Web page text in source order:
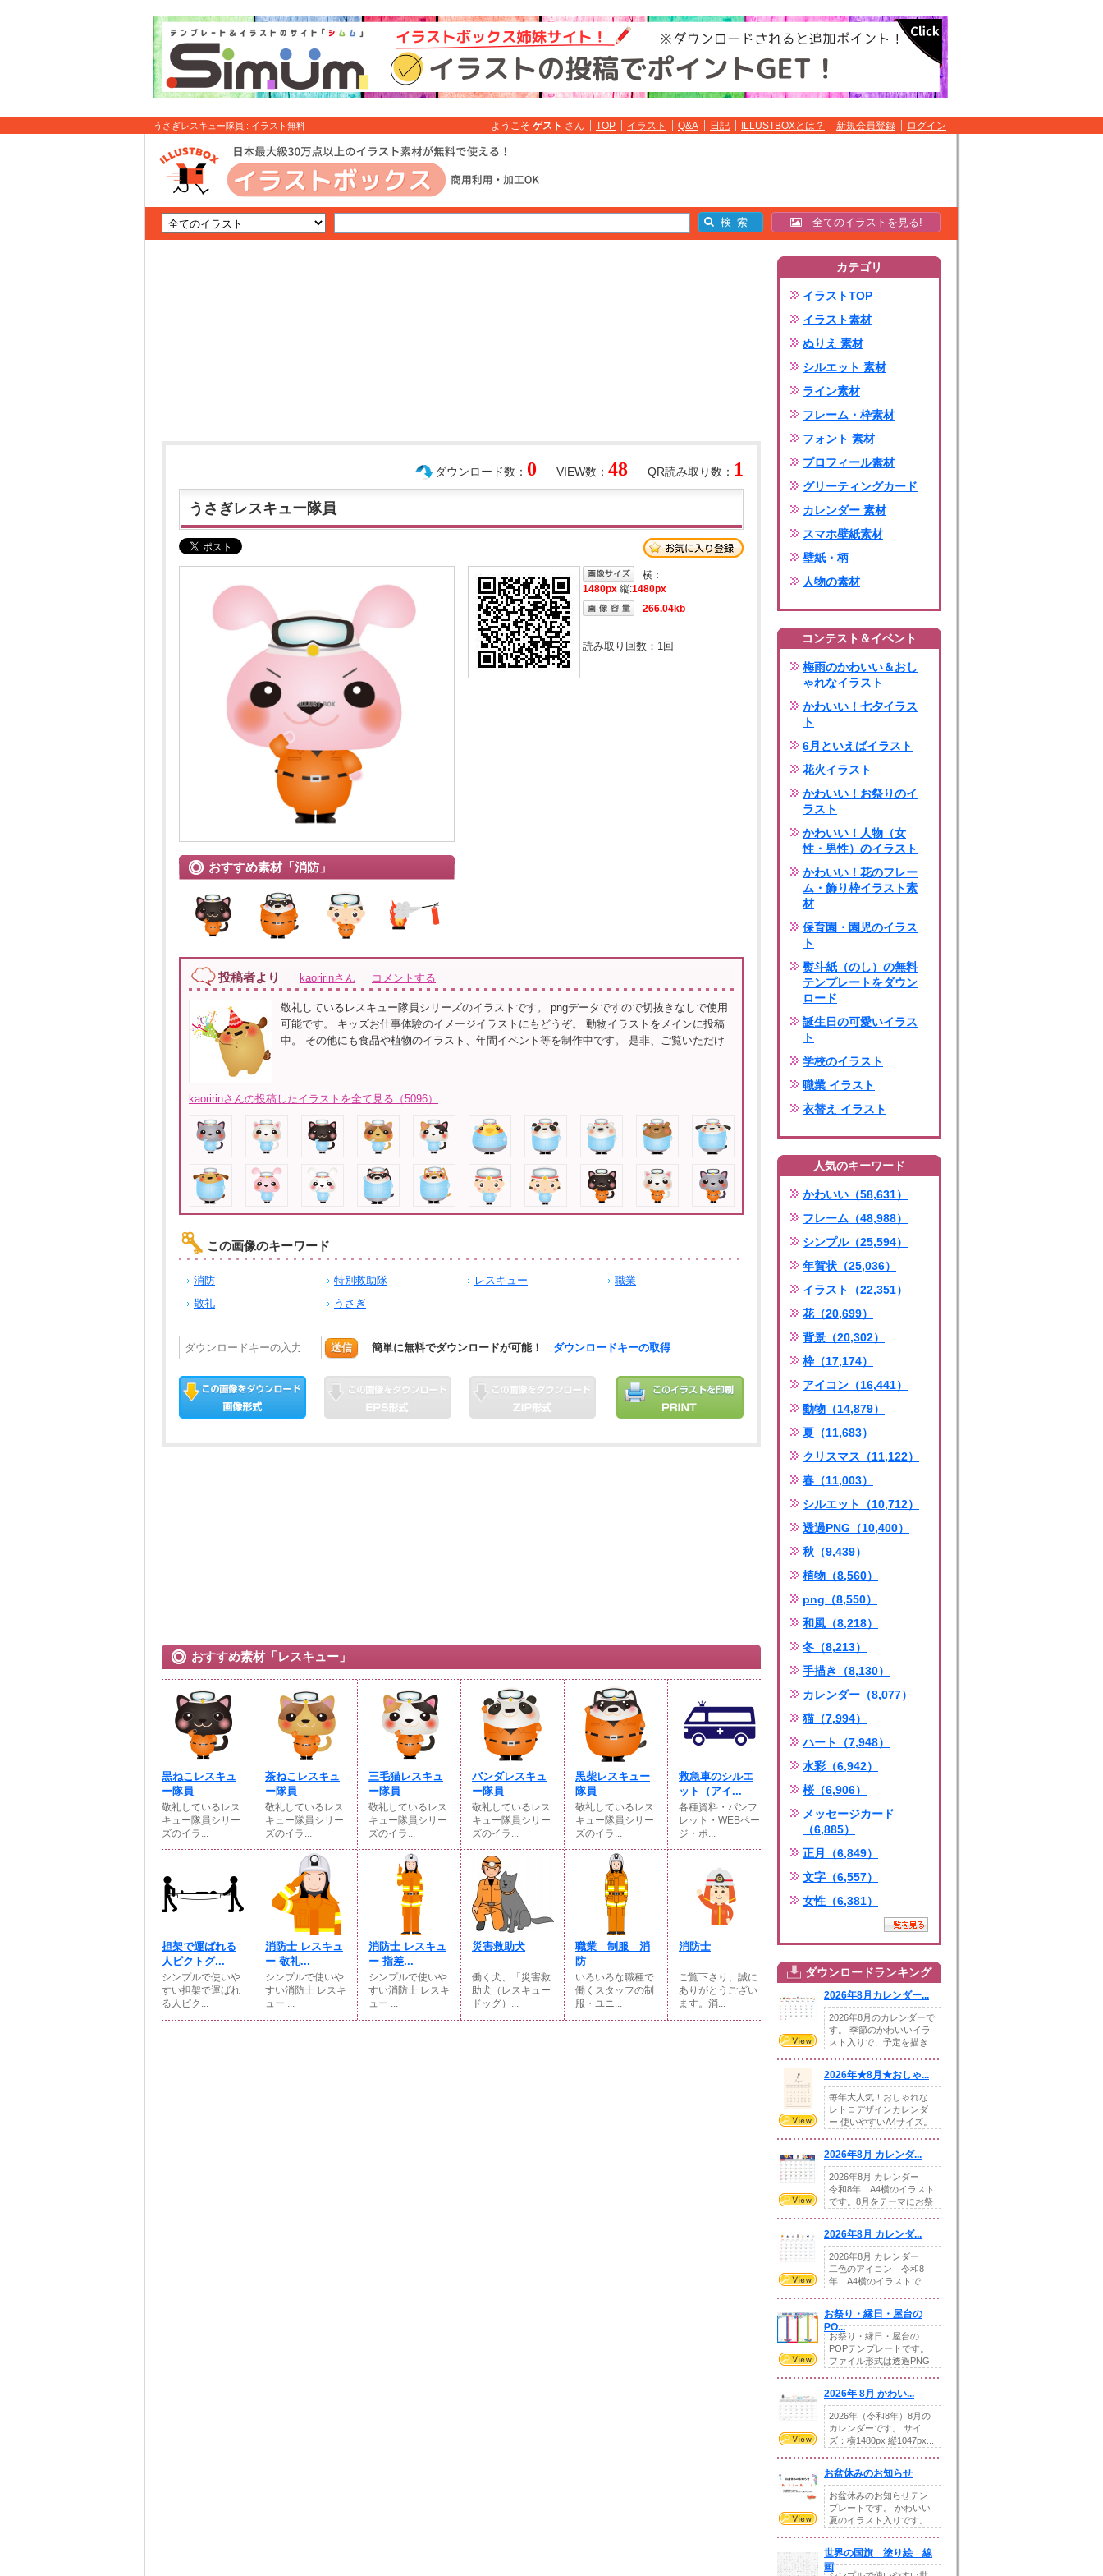
うさぎレスキュー隊員 : イラスト無料 ようこそ ゲスト さん TOP イラスト Q&A 日記 ILLUSTBOXとは？ 新規会員登録 ログイン
全てのイラストを見る!
QR読み取り数： 1
VIEW数： 48
ダウンロード数： 0
うさぎレスキュー隊員
おすすめ素材「消防」
横：
1480px 縦:1480px
266.04kb
読み取り回数： 1回
投稿者より kaoririnさん コメントする
敬礼しているレスキュー隊員シリーズのイラストです。 pngデータですので切抜きなしで使用
可能です。 キッズお仕事体験のイメージイラストにもどうぞ。 動物イラストをメインに投稿
中。 その他にも食品や植物のイラスト、年間イベント等を制作中です。 是非、ご覧いただけ
kaoririnさんの投稿したイラストを全て見る（5096）
この画像のキーワード
消防 特別救助隊 レスキュー
職業
敬礼
うさぎ
送信 簡単に無料でダウンロードが可能！ ダウンロードキーの取得
おすすめ素材「レスキュー」
黒ねこレスキュ
ー隊員
敬礼しているレス
キュー隊員シリー
ズのイラ...
茶ねこレスキュ
ー隊員
敬礼しているレス
キュー隊員シリー
ズのイラ...
三毛猫レスキュ
ー隊員
敬礼しているレス
キュー隊員シリー
ズのイラ...
パンダレスキュ
ー隊員
敬礼しているレス
キュー隊員シリー
ズのイラ...
黒柴レスキュー
隊員
敬礼しているレス
キュー隊員シリー
ズのイラ...
救急車のシルエ
ット（アイ...
各種資料・パンフ
レット・WEBペー
ジ・ポ...
担架で運ばれる
人ピクトグ...
シンプルで使いや
すい担架で運ばれ
る人ピク...
消防士 レスキュ
ー 敬礼...
シンプルで使いや
すい消防士 レスキ
ュー ...
消防士 レスキュ
ー 指差...
シンプルで使いや
すい消防士 レスキ
ュー ...
災害救助犬
働く犬、「災害救
助犬（レスキュー
ドッグ）...
職業 制服 消
防
いろいろな職種で
働くスタッフの制
服・ユニ...
消防士
ご覧下さり、誠に
ありがとうござい
ます。消...
カテゴリ
イラストTOP
イラスト素材
ぬりえ 素材
シルエット 素材
ライン素材
フレーム・枠素材
フォント 素材
プロフィール素材
グリーティングカード
カレンダー 素材
スマホ壁紙素材
壁紙・柄
人物の素材
コンテスト＆イベント
梅雨のかわいい＆おし
ゃれなイラスト
かわいい！七夕イラス
ト
6月といえばイラスト
花火イラスト
かわいい！お祭りのイ
ラスト
かわいい！人物（女
性・男性）のイラスト
かわいい！花のフレー
ム・飾り枠イラスト素
材
保育園・園児のイラス
ト
熨斗紙（のし）の無料
テンプレートをダウン
ロード
誕生日の可愛いイラス
ト
学校のイラスト
職業 イラスト
衣替え イラスト
人気のキーワード
かわいい（58,631）
フレーム（48,988）
シンプル（25,594）
年賀状（25,036）
イラスト（22,351）
花（20,699）
背景（20,302）
枠（17,174）
アイコン（16,441）
動物（14,879）
夏（11,683）
クリスマス（11,122）
春（11,003）
シルエット（10,712）
透過PNG（10,400）
秋（9,439）
植物（8,560）
png（8,550）
和風（8,218）
冬（8,213）
手描き（8,130）
カレンダー（8,077）
猫（7,994）
ハート（7,948）
水彩（6,942）
桜（6,906）
メッセージカード
（6,885）
正月（6,849）
文字（6,557）
女性（6,381）
ダウンロードランキング
2026年8月カレンダー...
2026年8月のカレンダーで
す。 季節のかわいいイラ
スト入りで、予定を描き
2026年★8月★おしゃ...
毎年大人気！おしゃれな
レトロデザインカレンダ
ー 使いやすいA4サイズ。
2026年8月 カレンダ...
2026年8月 カレンダー
令和8年 A4横のイラスト
です。8月をテーマにお祭
2026年8月 カレンダ...
2026年8月 カレンダー
二色のアイコン 令和8
年 A4横のイラストで
お祭り・縁日・屋台の
PO...
お祭り・縁日・屋台の
POPテンプレートです。
ファイル形式は透過PNG
2026年 8月 かわい...
2026年（令和8年）8月の
カレンダーです。 サイ
ズ：横1480px 縦1047px...
お盆休みのお知らせ
お盆休みのお知らせテン
プレートです。 かわいい
夏のイラスト入りです。
世界の国旗 塗り絵 線
画